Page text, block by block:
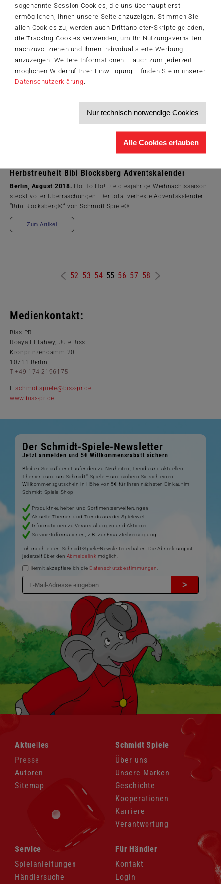
sogenannte Session Cookies, die uns überhaupt erst
ermöglichen, Ihnen unsere Seite anzuzeigen. Stimmen Sie
allen Cookies zu, werden auch Drittanbieter-Skripte geladen,
die Tracking-Cookies verwenden, um Ihr Nutzungsverhalten
nachzuvollziehen und Ihnen individualisierte Werbung
anzuzeigen. Weitere Informationen – auch zum jederzeit
möglichen Widerruf Ihrer Einwilligung – finden Sie in unserer
Datenschutzerklärung
Nur technisch notwendige Cookies
Alle Cookies erlauben
aus. Der Umsatz konnte um...
Zum Artikel
Herbstneuheit Bibi Blocksberg Adventskalender
Berlin, August 2018. Ho Ho Ho! Die diesjährige Weihnachtssaison
steckt voller Überraschungen. Der total verhexte Adventskalender
‘‘Bibi Blocksberg®“ von Schmidt Spiele®...
Zum Artikel
52 53 54 55 56 57 58
Medienkontakt:
Biss PR
Roaya El Tahwy, Jule Biss
Kronprinzendamm 20
10711 Berlin
T +49 174 2196175
Eschmidtspiele@biss-pr.de
www.biss-pr.de
Der Schmidt-Spiele-Newsletter
Jetzt anmelden und 5€ Willkommensrabatt sichern
Bleiben Sie auf dem Laufenden zu Neuheiten, Trends und aktuellen
Themen rund um Schmidt® Spiele – und sichern Sie sich einen
Willkommensgutschein in Höhe von 5€ für Ihren nächsten Einkauf im
Schmidt-Spiele-Shop.
Produktneuheiten und Sortimentserweiterungen
Aktuelle Themen und Trends aus der Spielewelt
Informationen zu Veranstaltungen und Aktionen
Service-Informationen, z.B. zur Ersatzteilversorgung
Ich möchte den Schmidt-Spiele-Newsletter erhalten. Die Abmeldung ist
jederzeit über den Abmeldelink möglich.
Hiermit akzeptiere ich die Datenschutzbestimmungen
>
Navigation
überspringen
Aktuelles
Presse
Autoren
Sitemap
Navigation
überspringen
Schmidt Spiele
Über uns
Unsere Marken
Geschichte
Kooperationen
Karriere
Verantwortung
Navigation
überspringen
Service
Spielanleitungen
Händlersuche
Navigation
überspringen
Für Händler
Kontakt
Login